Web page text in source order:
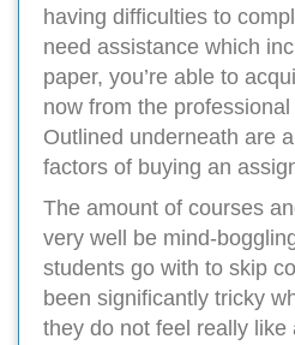
having difficulties to
need assistance which
paper, you’re able to
now from the
Outlined underneath are
factors of buying an
The amount of courses
very well be mind-
students go with to skip
been significantly tricky
they do not feel really like